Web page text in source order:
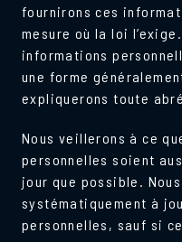
fournirons ces
mesure où la loi
informations
une forme
expliquerons toute
Nous veillerons à ce
personnelles soient
jour que possible.
systématiquement à
personnelles, sauf si